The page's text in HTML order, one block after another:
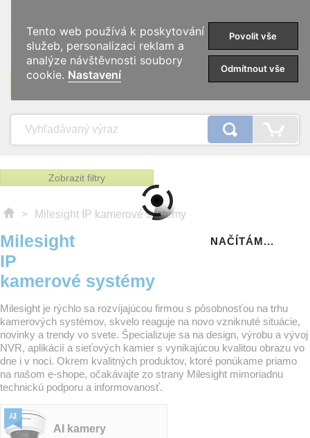
KATEGÓRIE
Zobrazit filtry
> Milesight IP kamerové systémy
Milesight
IP
kamerové systémy
Milesight je rýchlo sa rozvíjajúcou firmou s pôsobnosťou na trhu
kamerových systémov, skvelo reaguje na novo vzniknuté situácie,
novinky a trendy vo svete. Špecializuje sa na design, výrobu a vývoj
NVR, aplikácií a sieťových kamier s vynikajúcou kvalitou obrazu vo
dne i v noci. Okrem kvalitných produktov, ktoré ponúkame priamo
na našom e-shope, očakávajte zo strany Milesight mimoriadnu
technickú podporu a informovanosť.
AI kamery
NAČÍTÁM...
Tento web používá k poskytování
služeb, personalizaci reklam a
analýze návštěvnosti soubory
cookie. Nastavení
Povolit vše
Odmítnout vše